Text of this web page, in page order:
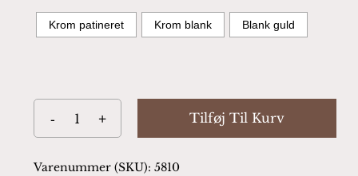
Krom patineret Krom blank Blank guld
Tilføj Til Kurv
Varenummer (SKU): 5810